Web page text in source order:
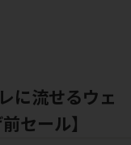
に流せるウェ
セール】